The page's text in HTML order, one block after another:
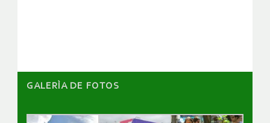
GALERÌA DE FOTOS